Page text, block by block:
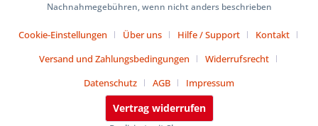
Nachnahmegebühren, wenn nicht anders beschrieben
Cookie-Einstellungen Über uns Hilfe / Support
Kontakt
Versand und Zahlungsbedingungen
Widerrufsrecht
Datenschutz
AGB Impressum
Vertrag widerrufen